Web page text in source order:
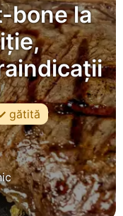
bone la
gătită